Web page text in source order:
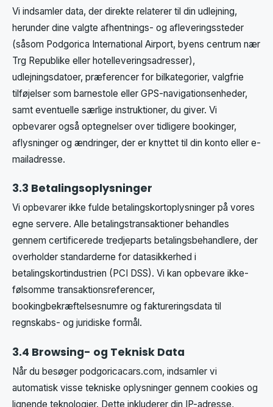
Vi indsamler data, der direkte relaterer til din udlejning,
herunder dine valgte afhentnings- og afleveringssteder
(såsom Podgorica International Airport, byens centrum nær
Trg Republike eller hotelleveringsadresser),
udlejningsdatoer, præferencer for bilkategorier, valgfrie
tilføjelser som barnestole eller GPS-navigationsenheder,
samt eventuelle særlige instruktioner, du giver. Vi
opbevarer også optegnelser over tidligere bookinger,
aflysninger og ændringer, der er knyttet til din konto eller e-
mailadresse.
3.3 Betalingsoplysninger
Vi opbevarer ikke fulde betalingskortoplysninger på vores
egne servere. Alle betalingstransaktioner behandles
gennem certificerede tredjeparts betalingsbehandlere, der
overholder standarderne for datasikkerhed i
betalingskortindustrien (PCI DSS). Vi kan opbevare ikke-
følsomme transaktionsreferencer,
bookingbekræftelsesnumre og faktureringsdata til
regnskabs- og juridiske formål.
3.4 Browsing- og Teknisk Data
Når du besøger podgoricacars.com, indsamler vi
automatisk visse tekniske oplysninger gennem cookies og
lignende teknologier. Dette inkluderer din IP-adresse,